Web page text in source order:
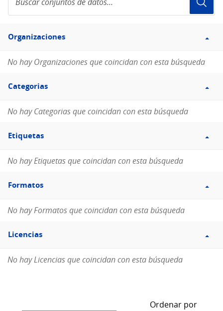
conjuntos
de
Filtro
Organizaciones
Organizaciones
No hay Organizaciones que coincidan con esta búsqueda
Filtro
Categorias
Categorias
No hay Categorias que coincidan con esta búsqueda
Filtro
Etiquetas
Etiquetas
No hay Etiquetas que coincidan con esta búsqueda
Filtro
Formatos
Formatos
No hay Formatos que coincidan con esta búsqueda
Filtro
Licencias
Licencias
No hay Licencias que coincidan con esta búsqueda
Ordenar por